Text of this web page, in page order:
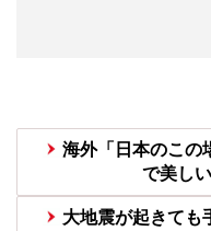
海外「日本のこの
で美し
大地震が起きても